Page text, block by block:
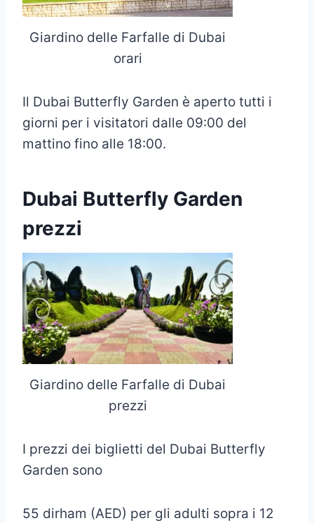
Giardino delle Farfalle di Dubai
orari
Il Dubai Butterfly Garden è aperto tutti i
giorni per i visitatori dalle 09:00 del
mattino fino alle 18:00.
Dubai Butterfly Garden
prezzi
Giardino delle Farfalle di Dubai
prezzi
I prezzi dei biglietti del Dubai Butterfly
Garden sono
55 dirham (AED) per gli adulti sopra i 12